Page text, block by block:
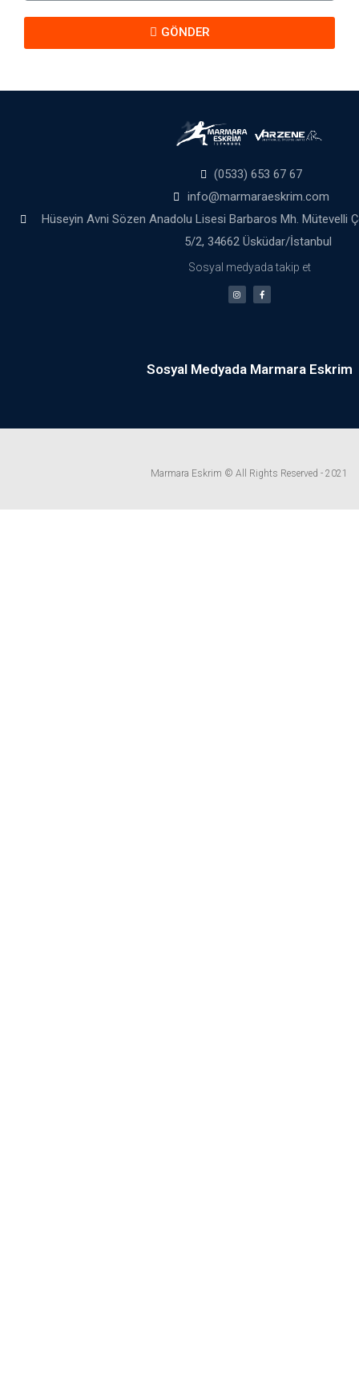
GÖNDER
(0533) 653 67 67
info@marmaraeskrim.com
Hüseyin Avni Sözen Anadolu Lisesi Barbaros Mh. Mütevelli
5/2, 34662 Üsküdar/İstanbul
Sosyal medyada takip et
Sosyal Medyada Marmara Eskrim
Marmara Eskrim © All Rights Reserved - 2021